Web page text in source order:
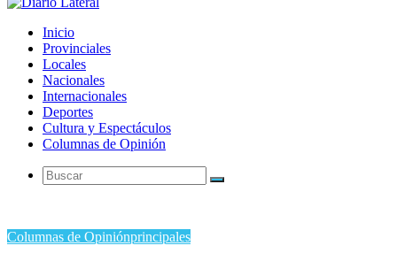
Inicio
Provinciales
Locales
Nacionales
Internacionales
Deportes
Cultura y Espectáculos
Columnas de Opinión
Buscar
Columnas de Opiniónprincipales